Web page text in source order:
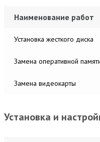
Наименование работ
Установка жесткого диска
Замена оперативной
Замена видеокарты
Установка и